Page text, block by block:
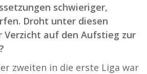
schwieriger,
Droht unter diesen
Verzicht auf den Aufstieg zur
zweiten in die erste Liga war